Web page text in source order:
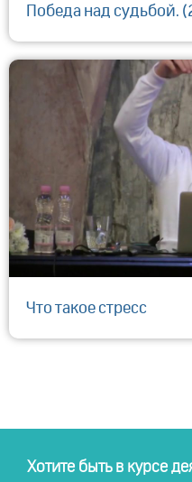
Победа над судьбой.
Что такое стресс
Хотите быть в курсе